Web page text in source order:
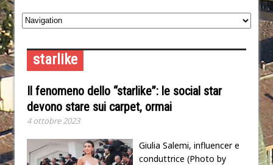
starlike
Il fenomeno dello “starlike”: le social star
devono stare sui carpet, ormai
4 ottobre 2023
Giulia Salemi, influencer e
conduttrice (Photo by